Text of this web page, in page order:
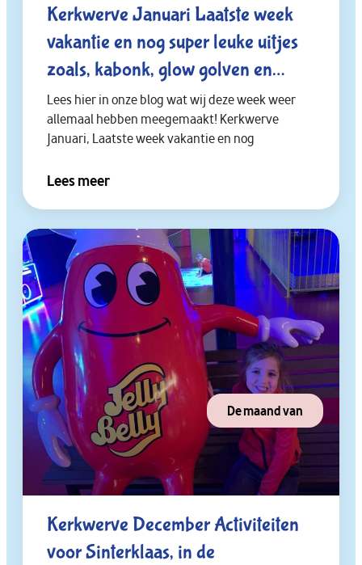
Kerkwerve Januari Laatste week
vakantie en nog super leuke uitjes
zoals, kabonk, glow golven en
winter jeugdland & begin het
nieuwe jaar😁✔️🎆⛳
Lees hier in onze blog wat wij deze week weer
allemaal hebben meegemaakt! Kerkwerve
Januari, Laatste week vakantie en nog
Lees meer
De maand van
Kerkwerve December Activiteiten
voor Sinterklaas, in de